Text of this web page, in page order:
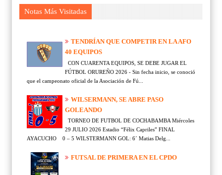
Notas Más Visitadas
TENDRÍAN QUE COMPETIR EN LA AFO
40 EQUIPOS
CON CUARENTA EQUIPOS, SE DEBE JUGAR EL
FÚTBOL ORUREÑO 2026 - Sin fecha inicio, se conoció
que el campeonato oficial de la Asociación de Fú...
WILSERMANN, SE ABRE PASO
GOLEANDO
TORNEO DE FUTBOL DE COCHABAMBA Miércoles
29 JULIO 2026 Estadio “Félix Capriles” FINAL
AYACUCHO 0 – 5 WILSTERMANN GOL: 6´ Matias Delg...
FUTSAL DE PRIMERA EN EL CPDO